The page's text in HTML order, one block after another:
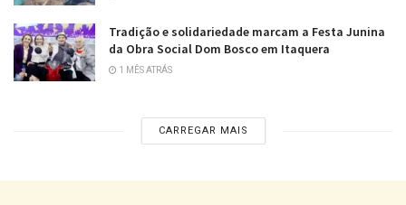
Tradição e solidariedade marcam a Festa Junina
da Obra Social Dom Bosco em Itaquera
1 MÊS ATRÁS
CARREGAR MAIS